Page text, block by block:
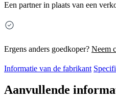
Een partner in plaats van een
Ergens anders goedkoper? Neem
Informatie van de fabrikant
Aanvullende